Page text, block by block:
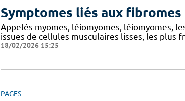
Symptomes liés aux fibromes
Appelés myomes, léiomyomes, léiomyomes,
issues de cellules musculaires lisses, les plus
18/02/2026 15:25
PAGES